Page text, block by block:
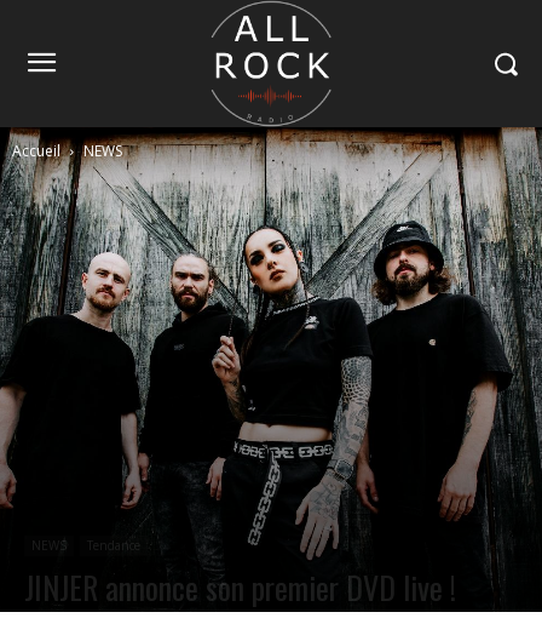
Accueil NEWS
NEWS Tendance
JINJER annonce son premier DVD live !